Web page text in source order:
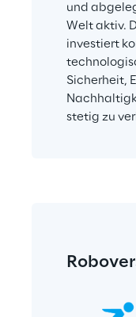
und
Welt aktiv.
investiert
Sicherheit,
stetig zu